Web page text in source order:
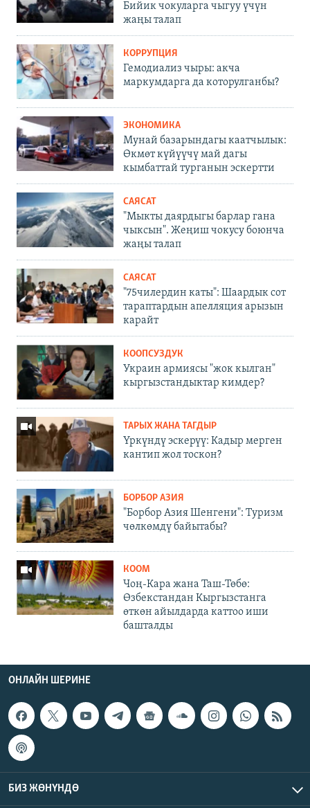
Бийик чокуларга чыгуу үчүн
жаңы талап
КОРРУПЦИЯ
Гемодиализ чыры: акча
маркумдарга да которулганбы?
ЭКОНОМИКА
Мунай базарындагы каатчылык:
Өкмөт күйүүчү май дагы
кымбаттай турганын эскертти
САЯСАТ
"Мыкты даярдыгы барлар гана
чыксын". Жеңиш чокусу боюнча
жаңы талап
САЯСАТ
"75чилердин каты": Шаардык сот
тараптардын апелляция арызын
карайт
КООПСУЗДУК
Украин армиясы "жок кылган"
кыргызстандыктар кимдер?
ТАРЫХ ЖАНА ТАГДЫР
Үркүндү эскерүү: Кадыр мерген
кантип жол тоскон?
БОРБОР АЗИЯ
"Борбор Азия Шенгени": Туризм
чөлкөмдү байытабы?
КООМ
Чоң-Кара жана Таш-Төбө:
Өзбекстандан Кыргызстанга
өткөн айылдарда каттоо иши
башталды
ОНЛАЙН ШЕРИНЕ
БИЗ ЖӨНҮНДӨ